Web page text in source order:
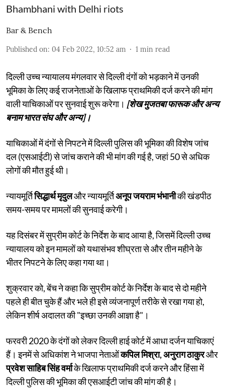
Bhambhani with Delhi riots
Bar & Bench
Published on: 04 Feb 2022, 10:52 am 1 min read
दिल्ली उच्च न्यायालय मंगलवार से दिल्ली दंगों को भड़काने में उनकी
भूमिका के लिए कई राजनेताओं के खिलाफ प्राथमिकी दर्ज करने की मांग
वाली याचिकाओं पर सुनवाई शुरू करेगा। [शेख मुजतबा फारूक और अन्य
बनाम भारत संघ और अन्य]।
याचिकाओं में दंगों से निपटने में दिल्ली पुलिस की भूमिका की विशेष जांच
दल (एसआईटी) से जांच कराने की भी मांग की गई है, जहां 50 से अधिक
लोगों की मौत हुई थी।
न्यायमूर्तिसिद्धार्थ मृदुलऔर न्यायमूर्तिअनूप जयराम भंभानीकी खंडपीठ
समय-समय पर मामलों की सुनवाई करेगी।
यह दिसंबर में सुप्रीम कोर्ट के निर्देश के बाद आया है, जिसमें दिल्ली उच्च
न्यायालय को इन मामलों को यथासंभव शीघ्रता से और तीन महीने के
भीतर निपटने के लिए कहा गया था।
शुक्रवार को, बेंच ने कहा कि सुप्रीम कोर्ट के निर्देश के बाद से दो महीने
पहले ही बीत चुके हैं और भले ही इसे व्यंजनापूर्ण तरीके से रखा गया हो,
लेकिन शीर्ष अदालत की "इच्छा उनकी आज्ञा है"।
फरवरी 2020 के दंगों को लेकर दिल्ली हाई कोर्ट में आधा दर्जन याचिकाएं
हैं। इनमें से अधिकांश ने भाजपा नेताओंकपिल मिश्रा, अनुराग ठाकुरऔर
प्रवेश साहिब सिंह वर्माके खिलाफ प्राथमिकी दर्ज करने और हिंसा में
दिल्ली पुलिस की भूमिका की एसआईटी जांच की मांग की है।